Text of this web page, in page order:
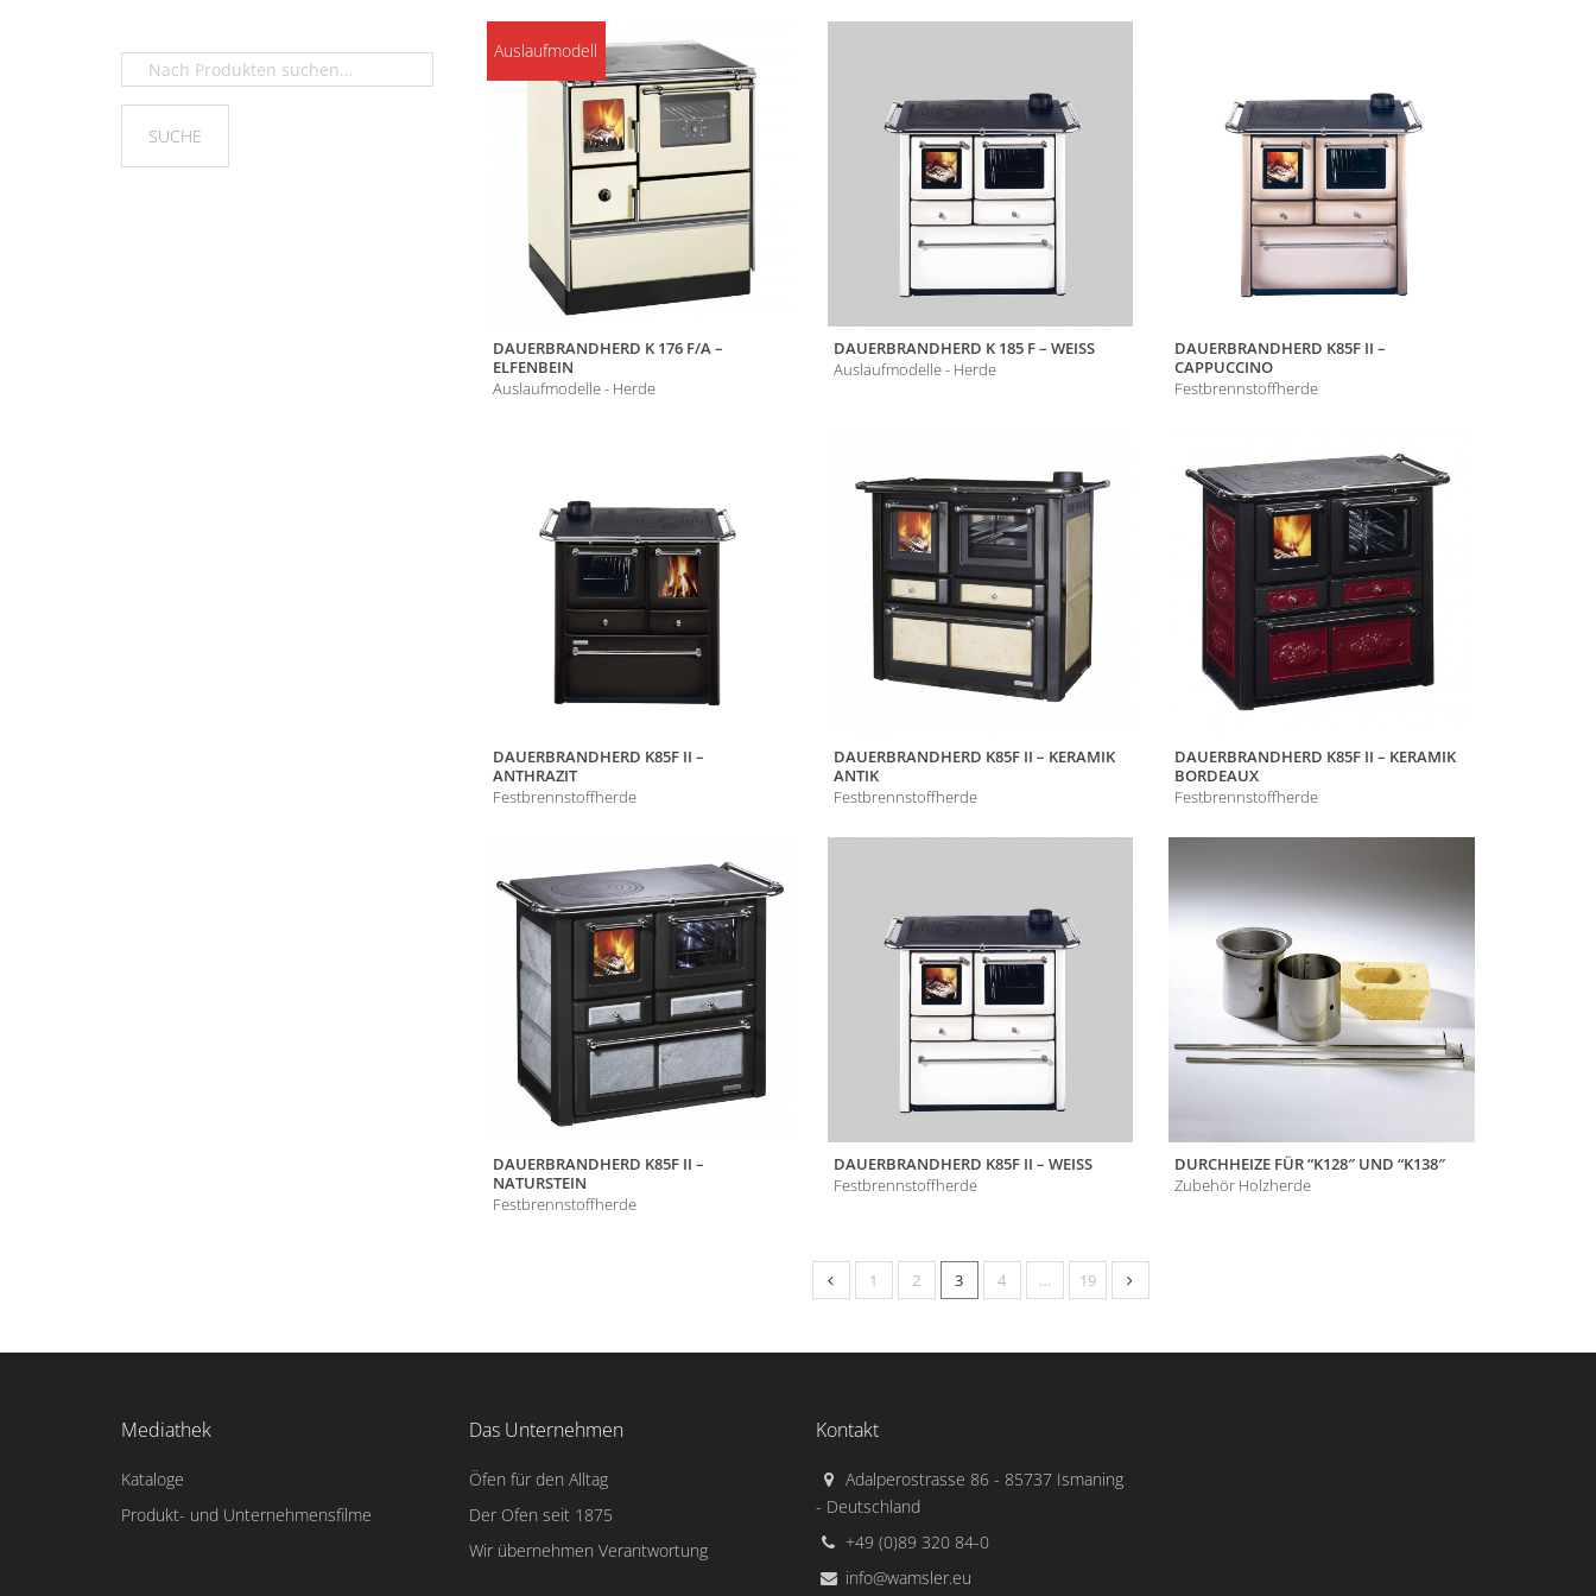
Auslaufmodell
DAUERBRANDHERD K 176 F/A –
ELFENBEIN
Auslaufmodelle - Herde
DAUERBRANDHERD K 185 F – WEISS
Auslaufmodelle - Herde
DAUERBRANDHERD K85F II –
CAPPUCCINO
Festbrennstoffherde
DAUERBRANDHERD K85F II –
ANTHRAZIT
Festbrennstoffherde
DAUERBRANDHERD K85F II – KERAMIK
ANTIK
Festbrennstoffherde
DAUERBRANDHERD K85F II – KERAMIK
BORDEAUX
Festbrennstoffherde
DAUERBRANDHERD K85F II –
NATURSTEIN
Festbrennstoffherde
DAUERBRANDHERD K85F II – WEISS
Festbrennstoffherde
DURCHHEIZE FÜR “K128″ UND “K138″
Zubehör Holzherde
1 2 3 4 … 19
Mediathek
Kataloge
Produkt- und Unternehmensfilme
Das Unternehmen
Öfen für den Alltag
Der Ofen seit 1875
Wir übernehmen Verantwortung
Kontakt
Adalperostrasse 86 - 85737 Ismaning
- Deutschland
+49 (0)89 320 84-0
info@wamsler.eu